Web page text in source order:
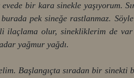
bir kara sinekle yaşıyorum.
pek sineğe rastlanmaz.
ilaçlama olur, sinekliklerim de var
yağmur yağdı.
Başlangıçta sıradan bir sinekti